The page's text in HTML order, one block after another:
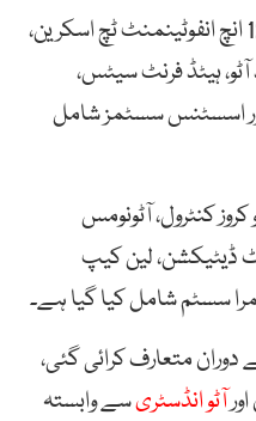
فیچرز کے لحاظ سے اس میں 12.8 انچ انفوٹینمنٹ ٹچ اسکرین،
آٹو، ہیٹڈ فرنٹ سیٹس،
اسسٹنس سسٹمز شامل
کنٹرول، آٹونومس
ڈیٹیکشن، لین کیپ
متعارف کرائی گئی،
آٹو انڈسٹریسے وابستہ